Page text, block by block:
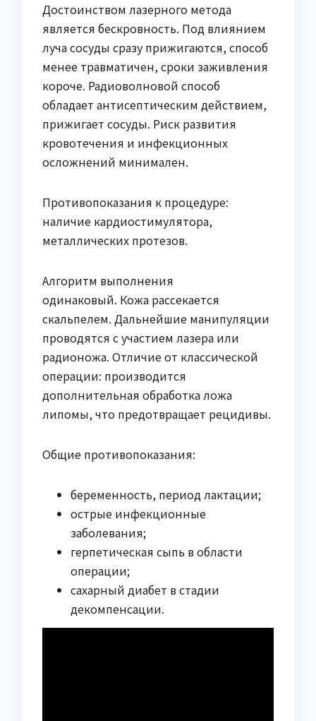
Достоинством лазерного метода
является бескровность. Под влиянием
луча сосуды сразу прижигаются, способ
менее травматичен, сроки заживления
короче. Радиоволновой способ
обладает антисептическим действием,
прижигает сосуды. Риск развития
кровотечения и инфекционных
осложнений минимален.
Противопоказания к процедуре:
наличие кардиостимулятора,
металлических протезов.
Алгоритм выполнения
одинаковый. Кожа рассекается
скальпелем. Дальнейшие манипуляции
проводятся с участием лазера или
радионожа. Отличие от классической
операции: производится
дополнительная обработка ложа
липомы, что предотвращает рецидивы.
Общие противопоказания:
беременность, период лактации;
острые инфекционные
заболевания;
герпетическая сыпь в области
операции;
сахарный диабет в стадии
декомпенсации.